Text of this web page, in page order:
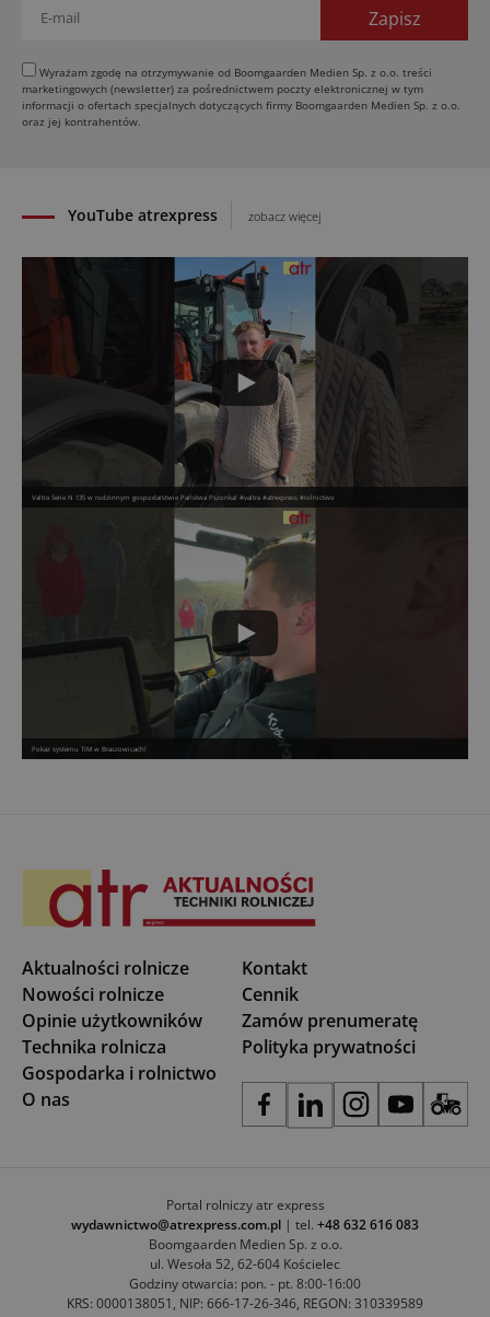
YouTube atrexpress zobacz więcej
Valtra Serie N 135 w rodzinnym gospodarstwie Państwa Pszonka! #valtra #atrexpress #rolnictwo
Pokaz systemu TIM w Braszowicach!
Wyrażam zgodę na otrzymywanie od Boomgaarden Medien Sp. z o.o. treści
marketingowych (newsletter) za pośrednictwem poczty elektronicznej w tym
informacji o ofertach specjalnych dotyczących firmy Boomgaarden Medien Sp. z o.o.
oraz jej kontrahentów.
Aktualności rolnicze
Nowości rolnicze
Opinie użytkowników
Technika rolnicza
Gospodarka i rolnictwo
O nas
Kontakt
Cennik
Zamów prenumeratę
Polityka prywatności
Portal rolniczy atr express
wydawnictwo@atrexpress.com.pl | tel. +48 632 616 083
Boomgaarden Medien Sp. z o.o.
ul. Wesoła 52, 62-604 Kościelec
Godziny otwarcia: pon. - pt. 8:00-16:00
KRS: 0000138051, NIP: 666-17-26-346, REGON: 310339589